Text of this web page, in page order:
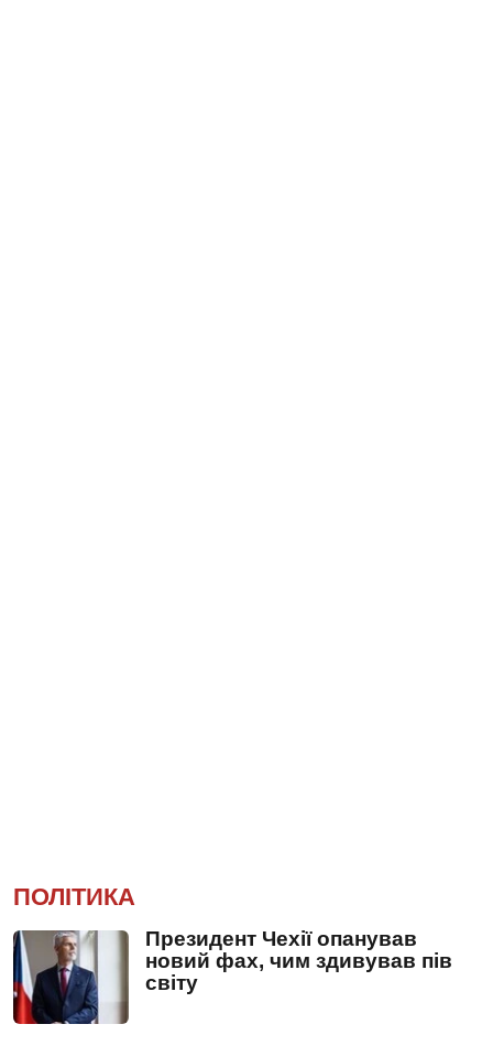
ПОЛІТИКА
Президент Чехії опанував
новий фах, чим здивував пів
світу